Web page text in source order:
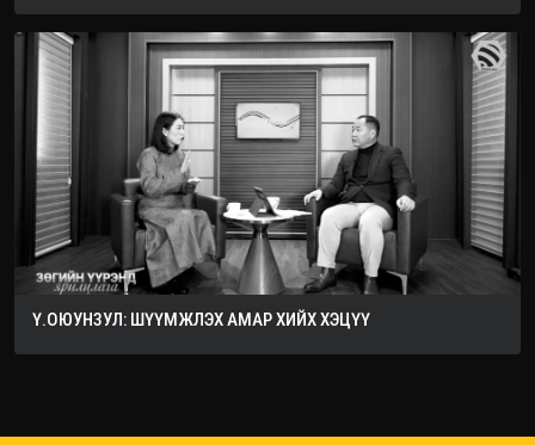
Ү.ОЮУНЗУЛ: ШҮҮМЖЛЭХ АМАР ХИЙХ ХЭЦҮҮ